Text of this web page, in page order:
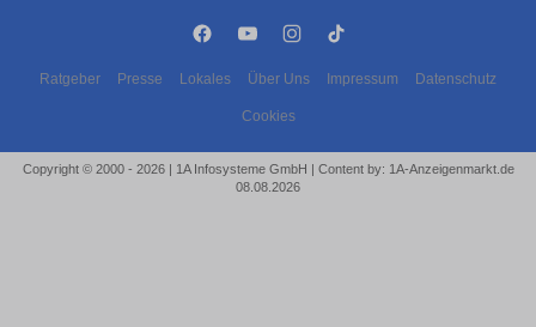
Ratgeber Presse Lokales Über Uns Impressum Datenschutz
Cookies
Copyright © 2000 - 2026 | 1A Infosysteme GmbH | Content by: 1A-Anzeigenmarkt.de
08.08.2026